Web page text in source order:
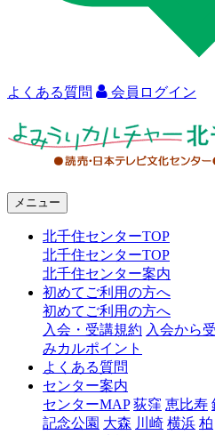
よくある質問 会員ログイン
メニュー
北千住センターTOP
北千住センターTOP
北千住センター案内
初めてご利用の方へ
初めてご利用の方へ
入会・受講規約 入会から
みカルポイント
よくある質問
センター案内
センターMAP 荻窪 恵比寿
記念公園 大森 川崎 横浜 柏